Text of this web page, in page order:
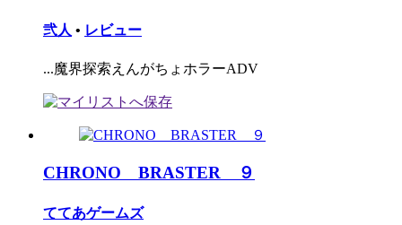
弐人 • レビュー
...魔界探索えんがちょホラーADV
CHRONO BRASTER ９
ててあゲームズ